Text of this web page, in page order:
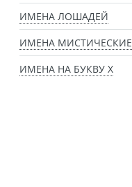
ИМЕНА ЛОШАДЕЙ
ИМЕНА МИСТИЧЕСКИЕ
ИМЕНА НА БУКВУ Х